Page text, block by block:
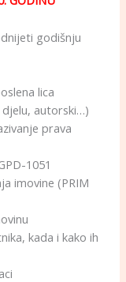
godišnju
lica
autorski…)
prava
1051
imovine (PRIM
kada i kako ih